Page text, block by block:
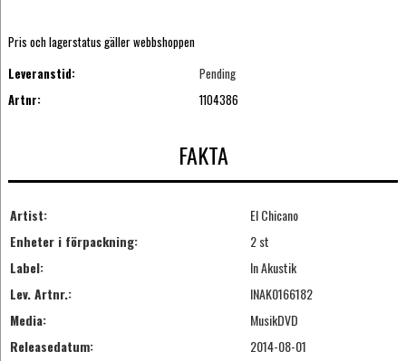
Pris och lagerstatus gäller webbshoppen
Leveranstid:
Pending
Artnr:
1104386
FAKTA
Artist:
El Chicano
Enheter i förpackning:
2 st
Label:
In Akustik
Lev. Artnr.:
INAK0166182
Media:
MusikDVD
Releasedatum:
2014-08-01